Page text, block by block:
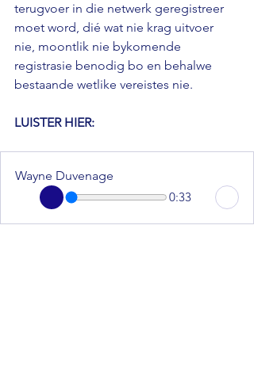
terugvoer in die netwerk geregistreer
moet word, dié wat nie krag uitvoer
nie, moontlik nie bykomende
registrasie benodig bo en behalwe
bestaande wetlike vereistes nie.
LUISTER HIER:
Wayne Duvenage
0:33